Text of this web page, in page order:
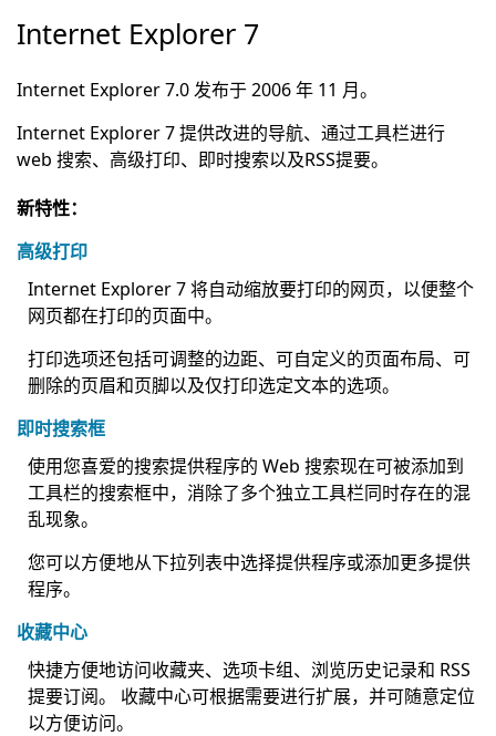
Internet Explorer 7
Internet Explorer 7.0 发布于 2006 年 11 月。
Internet Explorer 7 提供改进的导航、通过工具栏进行
web 搜索、高级打印、即时搜索以及RSS提要。
新特性：
高级打印
Internet Explorer 7 将自动缩放要打印的网页，以便整个
网页都在打印的页面中。
打印选项还包括可调整的边距、可自定义的页面布局、可
删除的页眉和页脚以及仅打印选定文本的选项。
即时搜索框
使用您喜爱的搜索提供程序的 Web 搜索现在可被添加到
工具栏的搜索框中，消除了多个独立工具栏同时存在的混
乱现象。
您可以方便地从下拉列表中选择提供程序或添加更多提供
程序。
收藏中心
快捷方便地访问收藏夹、选项卡组、浏览历史记录和 RSS
提要订阅。 收藏中心可根据需要进行扩展，并可随意定位
以方便访问。